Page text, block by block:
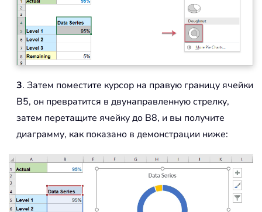
3. Затем поместите курсор на правую границу ячейки
B5, он превратится в двунаправленную стрелку,
затем перетащите ячейку до B8, и вы получите
диаграмму, как показано в демонстрации ниже: